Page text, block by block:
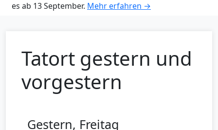
es ab 13 September. Mehr erfahren →
Tatort gestern und
vorgestern
Gestern, Freitag